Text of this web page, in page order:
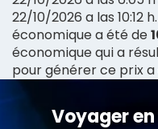
22/10/2026 a las 10:12
économique a été de
économique qui a
pour générer ce prix
Voyager